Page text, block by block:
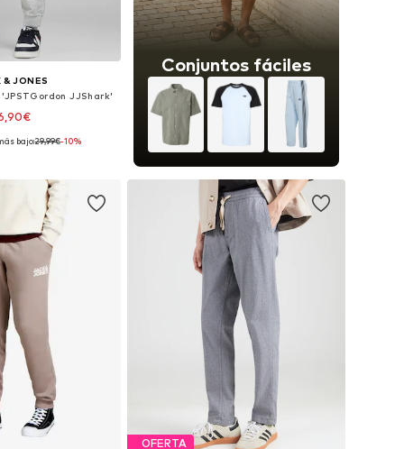
& JONES
JJShark'
muchas tallas
bajo:29,99€-10%
Conjuntos fáciles
OFERTA